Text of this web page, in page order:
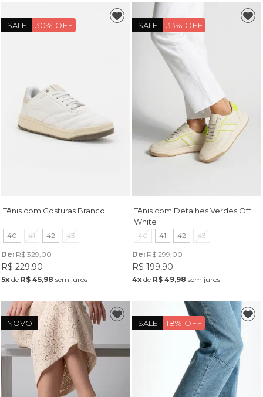
SALE 30% OFF
Tênis com Costuras Branco
40 41 42 43
De: R$ 329,00
R$ 229,90
5xde R$ 45,98 sem juros
SALE 33% OFF
Tênis com Detalhes Verdes Off
White
40 41 42 43
De: R$ 299,00
R$ 199,90
4x de R$ 49,98 sem juros
NOVO SALE 18% OFF